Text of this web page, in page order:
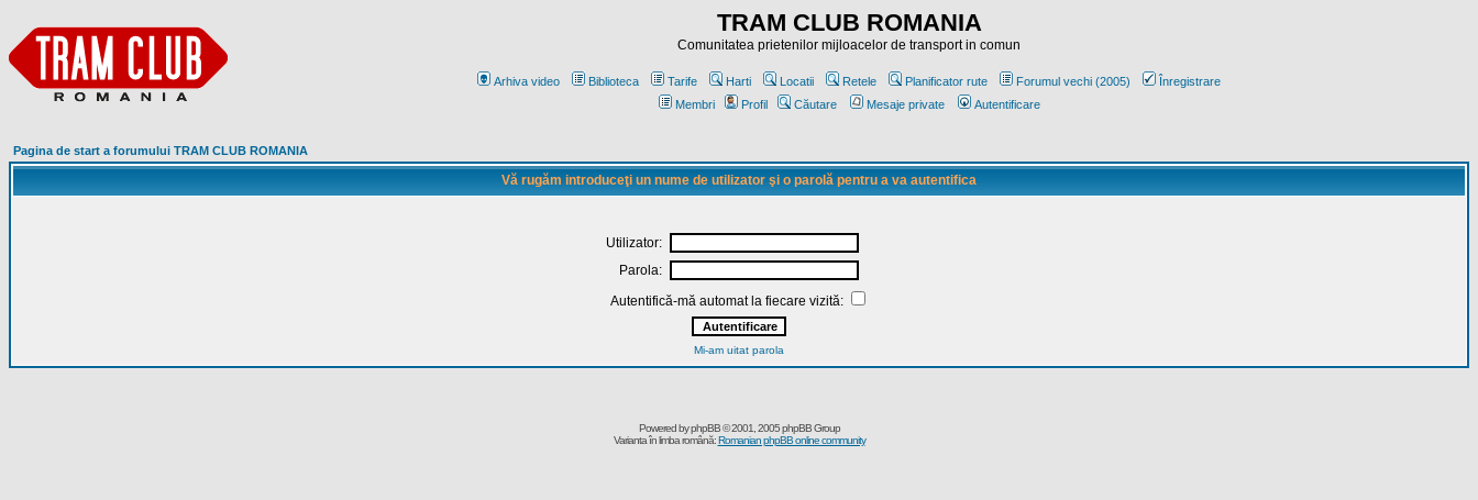
TRAM CLUB ROMANIA
Comunitatea prietenilor mijloacelor de transport in comun
Arhiva video Biblioteca Tarife Harti Locatii Retele Planificator rute Forumul vechi (2005)
Înregistrare
Membri
Profil Căutare Mesaje private Autentificare
Pagina de start a forumului TRAM CLUB ROMANIA
Vă rugăm introduceţi un nume de utilizator şi o parolă pentru a va autentifica
Utilizator:
Parola:
Autentifică-mă automat la fiecare vizită:
Mi-am uitat parola
Powered byphpBB© 2001, 2005 phpBB Group
Varianta în limba română:Romanian phpBB online community